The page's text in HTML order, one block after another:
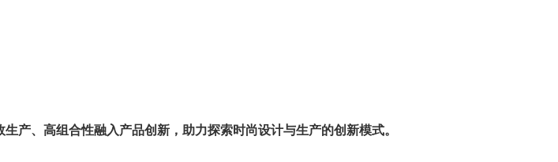
产、高组合性融入产品创新，助力探索时尚设计与生产的创新模式。